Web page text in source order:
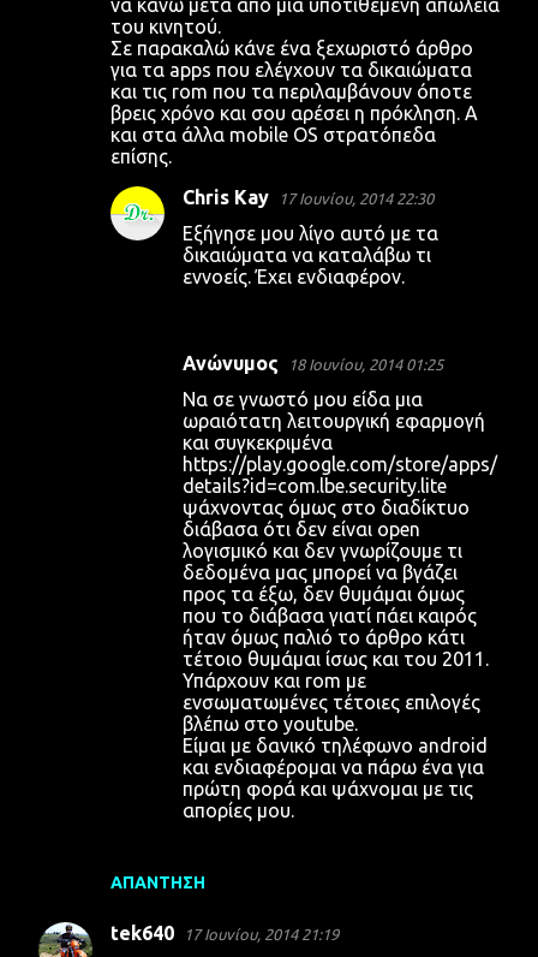
να κάνω μετά από μια υποτιθέμενη απώλεια
του κινητού.
Σε παρακαλώ κάνε ένα ξεχωριστό άρθρο
για τα apps που ελέγχουν τα δικαιώματα
και τις rom που τα περιλαμβάνουν όποτε
βρεις χρόνο και σου αρέσει η πρόκληση. Α
και στα άλλα mobile OS στρατόπεδα
επίσης.
ΑΠΆΝΤΗΣΗ
Chris Kay 17 Ιουνίου, 2014 22:30
Εξήγησε μου λίγο αυτό με τα
δικαιώματα να καταλάβω τι
εννοείς. Έχει ενδιαφέρον.
Ανώνυμος 18 Ιουνίου, 2014 01:25
Να σε γνωστό μου είδα μια
ωραιότατη λειτουργική εφαρμογή
και συγκεκριμένα
https://play.google.com/store/apps/
details?id=com.lbe.security.lite
ψάχνοντας όμως στο διαδίκτυο
διάβασα ότι δεν είναι open
λογισμικό και δεν γνωρίζουμε τι
δεδομένα μας μπορεί να βγάζει
προς τα έξω, δεν θυμάμαι όμως
που το διάβασα γιατί πάει καιρός
ήταν όμως παλιό το άρθρο κάτι
τέτοιο θυμάμαι ίσως και του 2011.
Υπάρχουν και rom με
ενσωματωμένες τέτοιες επιλογές
βλέπω στο youtube.
Είμαι με δανικό τηλέφωνο android
και ενδιαφέρομαι να πάρω ένα για
πρώτη φορά και ψάχνομαι με τις
απορίες μου.
tek640 17 Ιουνίου, 2014 21:19